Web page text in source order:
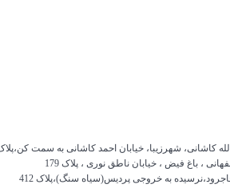
کاشانی، شهرزیبا، خیابان احمد کاشانی به سمت کن،پلاک
، باغ فیض ، خیابان ناطق نوری ، پلاک 179
به خروجی پردیس(سیاه سنگ)،پلاک 412